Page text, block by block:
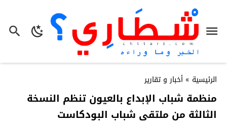
الرئيسية » أخبار و تقارير
منظمة شباب الإبداع بالعيون تنظم النسخة
الثالثة من ملتقى شباب البودكاست